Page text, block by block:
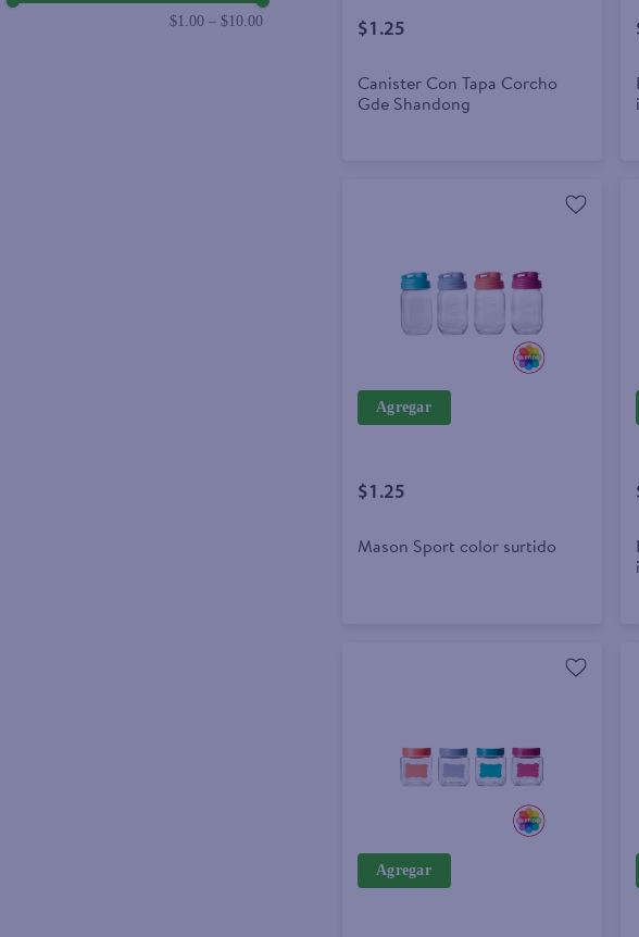
$1.00 – $10.00 $1.25
Canister Con Tapa Corcho
Gde Shandong
Agregar
$1.25
Mason Sport color surtido
Agregar